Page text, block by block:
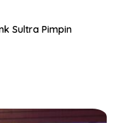
Sultra Pimpin